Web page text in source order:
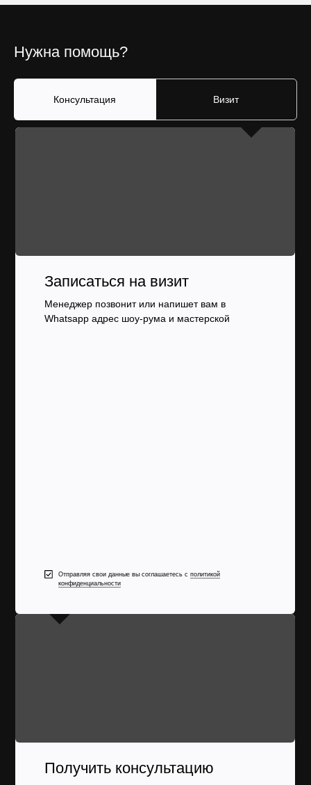
Нужна помощь?
Консультация Визит
Записаться на визит
Менеджер позвонит или напишет вам в
Whatsapp адрес шоу-рума и мастерской
Отправляя свои данные вы соглашаетесь с политикой
конфиденциальности
Получить консультацию